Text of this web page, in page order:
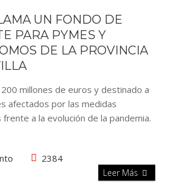
UN FONDO DE
PARA PYMES Y
DE LA PROVINCIA
millones de euros y destinado a
afectados por las medidas
a la evolución de la pandemia.
2384
Leer Más